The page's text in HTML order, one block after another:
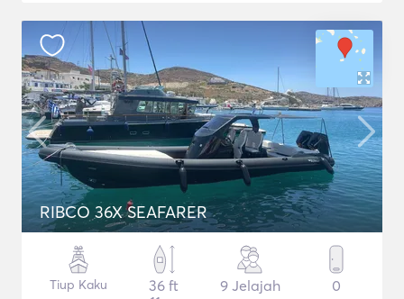
RIBCO 36X SEAFARER
Tiup Kaku
36 ft
9 Jelajah 0